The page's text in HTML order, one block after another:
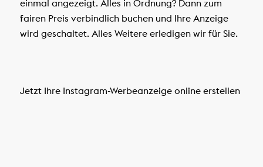
einmal angezeigt. Alles in Ordnung? Dann zum
fairen Preis verbindlich buchen und Ihre Anzeige
wird geschaltet. Alles Weitere erledigen wir für Sie.
Jetzt Ihre Instagram-Werbeanzeige online erstellen